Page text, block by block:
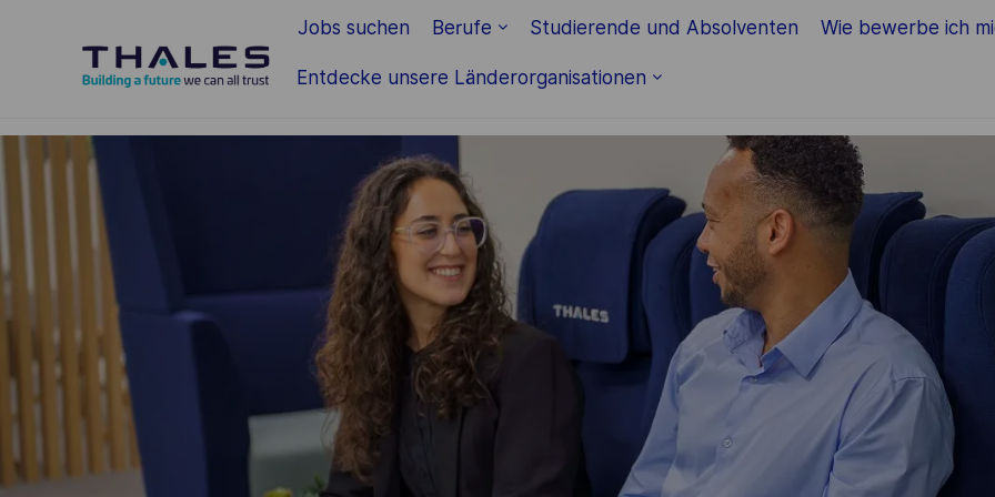
Jobs suchen Berufe Studierende und Absolventen Wie bewerbe ich
Entdecke unsere Länderorganisationen
-